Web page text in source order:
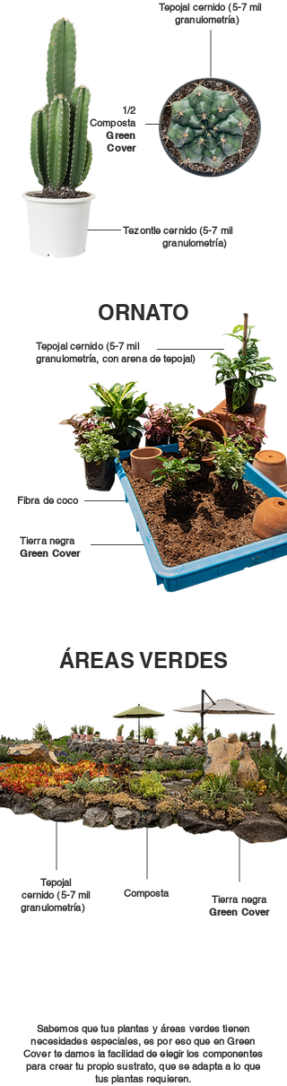
Tezontle cernido (5-7 mil
granulometría)
Tepojal cernido (5-7 mil
granulometría)
1/2
Composta
Green
Cover
ORNATO
Fibra de coco
Tierra negra
Green Cover
Tepojal cernido (5-7 mil
granulometría, con arena de tepojal)
​ÁREAS VERDES
Tepojal
cernido (5-7 mil
granulometría)
Composta
Tierra negra
Green Cover
Sabemos que tus plantas y áreas verdes tienen
necesidades especiales, es por eso que en Green
Cover te damos la facilidad de elegir los componentes
para crear tu propio sustrato, que se adapta a lo que
tus plantas requieren.